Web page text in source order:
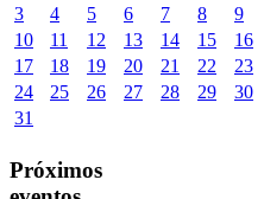
3
4 5 6 7 8
9
10
11 12 13 14 15
16
17
18 19 20 21 22
23
24
25 26 27 28 29
30
31
Próximos